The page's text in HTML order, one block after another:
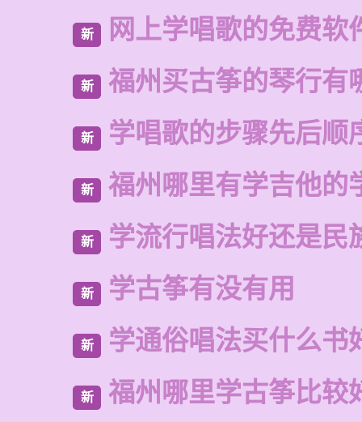
新 网上学唱歌的免费软
新 福州买古筝的琴行有
新 学唱歌的步骤先后顺
新 福州哪里有学吉他的
新 学流行唱法好还是民
新 学古筝有没有用
新 学通俗唱法买什么书
新 福州哪里学古筝比较